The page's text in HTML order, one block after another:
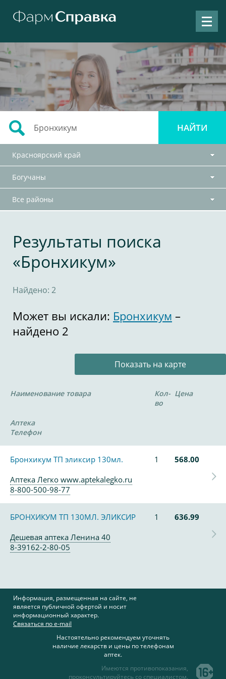
Красноярский край
Богучаны
Все районы
Результаты поиска
«Бронхикум»
Найдено: 2
Может вы искали: Бронхикум –
найдено 2
Показать на карте
Наименование товара
Кол-
во
Цена
Аптека
Телефон
Бронхикум ТП эликсир 130мл. 1
568.00
Аптека Легко www.aptekalegko.ru
8-800-500-98-77
БРОНХИКУМ ТП 130МЛ. ЭЛИКСИР 1
636.99
Дешевая аптека Ленина 40
8-39162-2-80-05
Информация, размещенная на сайте, не
является публичной офертой и носит
информационный характер.
Связаться по e-mail
Настоятельно рекомендуем уточнять
наличие лекарств и цены по телефонам
аптек.
Имеются противопоказания,
проконсультируйтесь со специалистом.